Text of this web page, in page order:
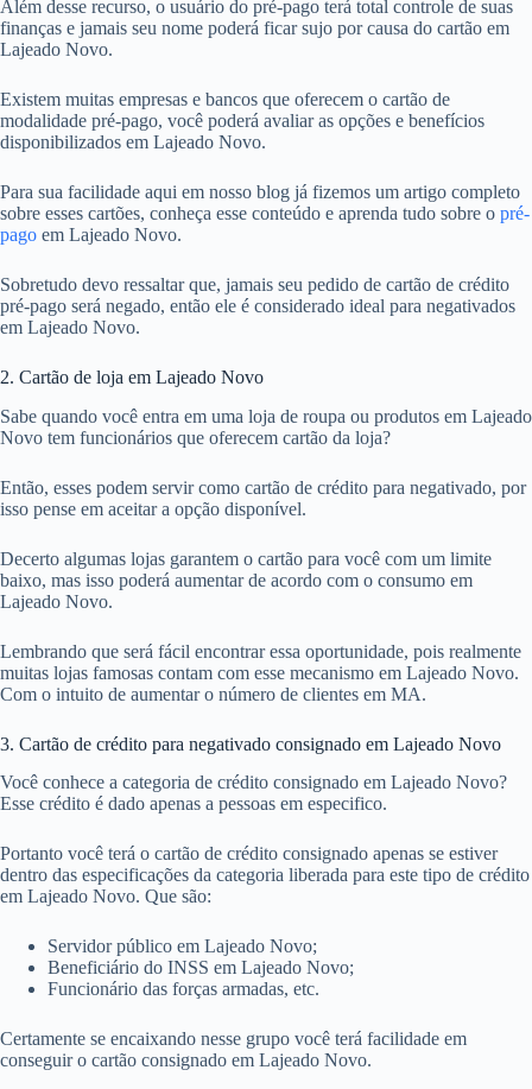
Além desse recurso, o usuário do pré-pago terá total controle de suas
finanças e jamais seu nome poderá ficar sujo por causa do cartão em
Lajeado Novo.
Existem muitas empresas e bancos que oferecem o cartão de
modalidade pré-pago, você poderá avaliar as opções e benefícios
disponibilizados em Lajeado Novo.
Para sua facilidade aqui em nosso blog já fizemos um artigo completo
sobre esses cartões, conheça esse conteúdo e aprenda tudo sobre o pré-
pago em Lajeado Novo.
Sobretudo devo ressaltar que, jamais seu pedido de cartão de crédito
pré-pago será negado, então ele é considerado ideal para negativados
em Lajeado Novo.
2. Cartão de loja em Lajeado Novo
Sabe quando você entra em uma loja de roupa ou produtos em Lajeado
Novo tem funcionários que oferecem cartão da loja?
Então, esses podem servir como cartão de crédito para negativado, por
isso pense em aceitar a opção disponível.
Decerto algumas lojas garantem o cartão para você com um limite
baixo, mas isso poderá aumentar de acordo com o consumo em
Lajeado Novo.
Lembrando que será fácil encontrar essa oportunidade, pois realmente
muitas lojas famosas contam com esse mecanismo em Lajeado Novo.
Com o intuito de aumentar o número de clientes em MA.
3. Cartão de crédito para negativado consignado em Lajeado Novo
Você conhece a categoria de crédito consignado em Lajeado Novo?
Esse crédito é dado apenas a pessoas em especifico.
Portanto você terá o cartão de crédito consignado apenas se estiver
dentro das especificações da categoria liberada para este tipo de crédito
em Lajeado Novo. Que são:
Servidor público em Lajeado Novo;
Beneficiário do INSS em Lajeado Novo;
Funcionário das forças armadas, etc.
Certamente se encaixando nesse grupo você terá facilidade em
conseguir o cartão consignado em Lajeado Novo.